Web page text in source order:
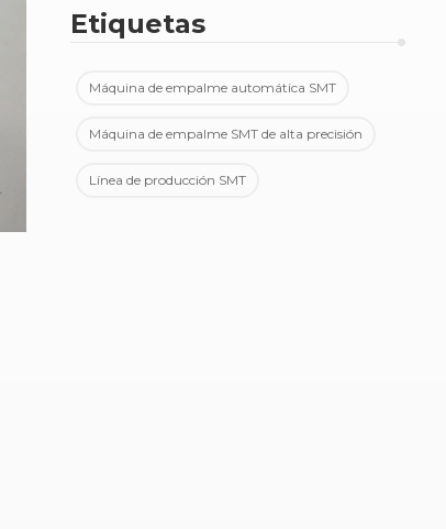
Etiquetas
Máquina de empalme automática SMT
Máquina de empalme SMT de alta precisión
Línea de producción SMT